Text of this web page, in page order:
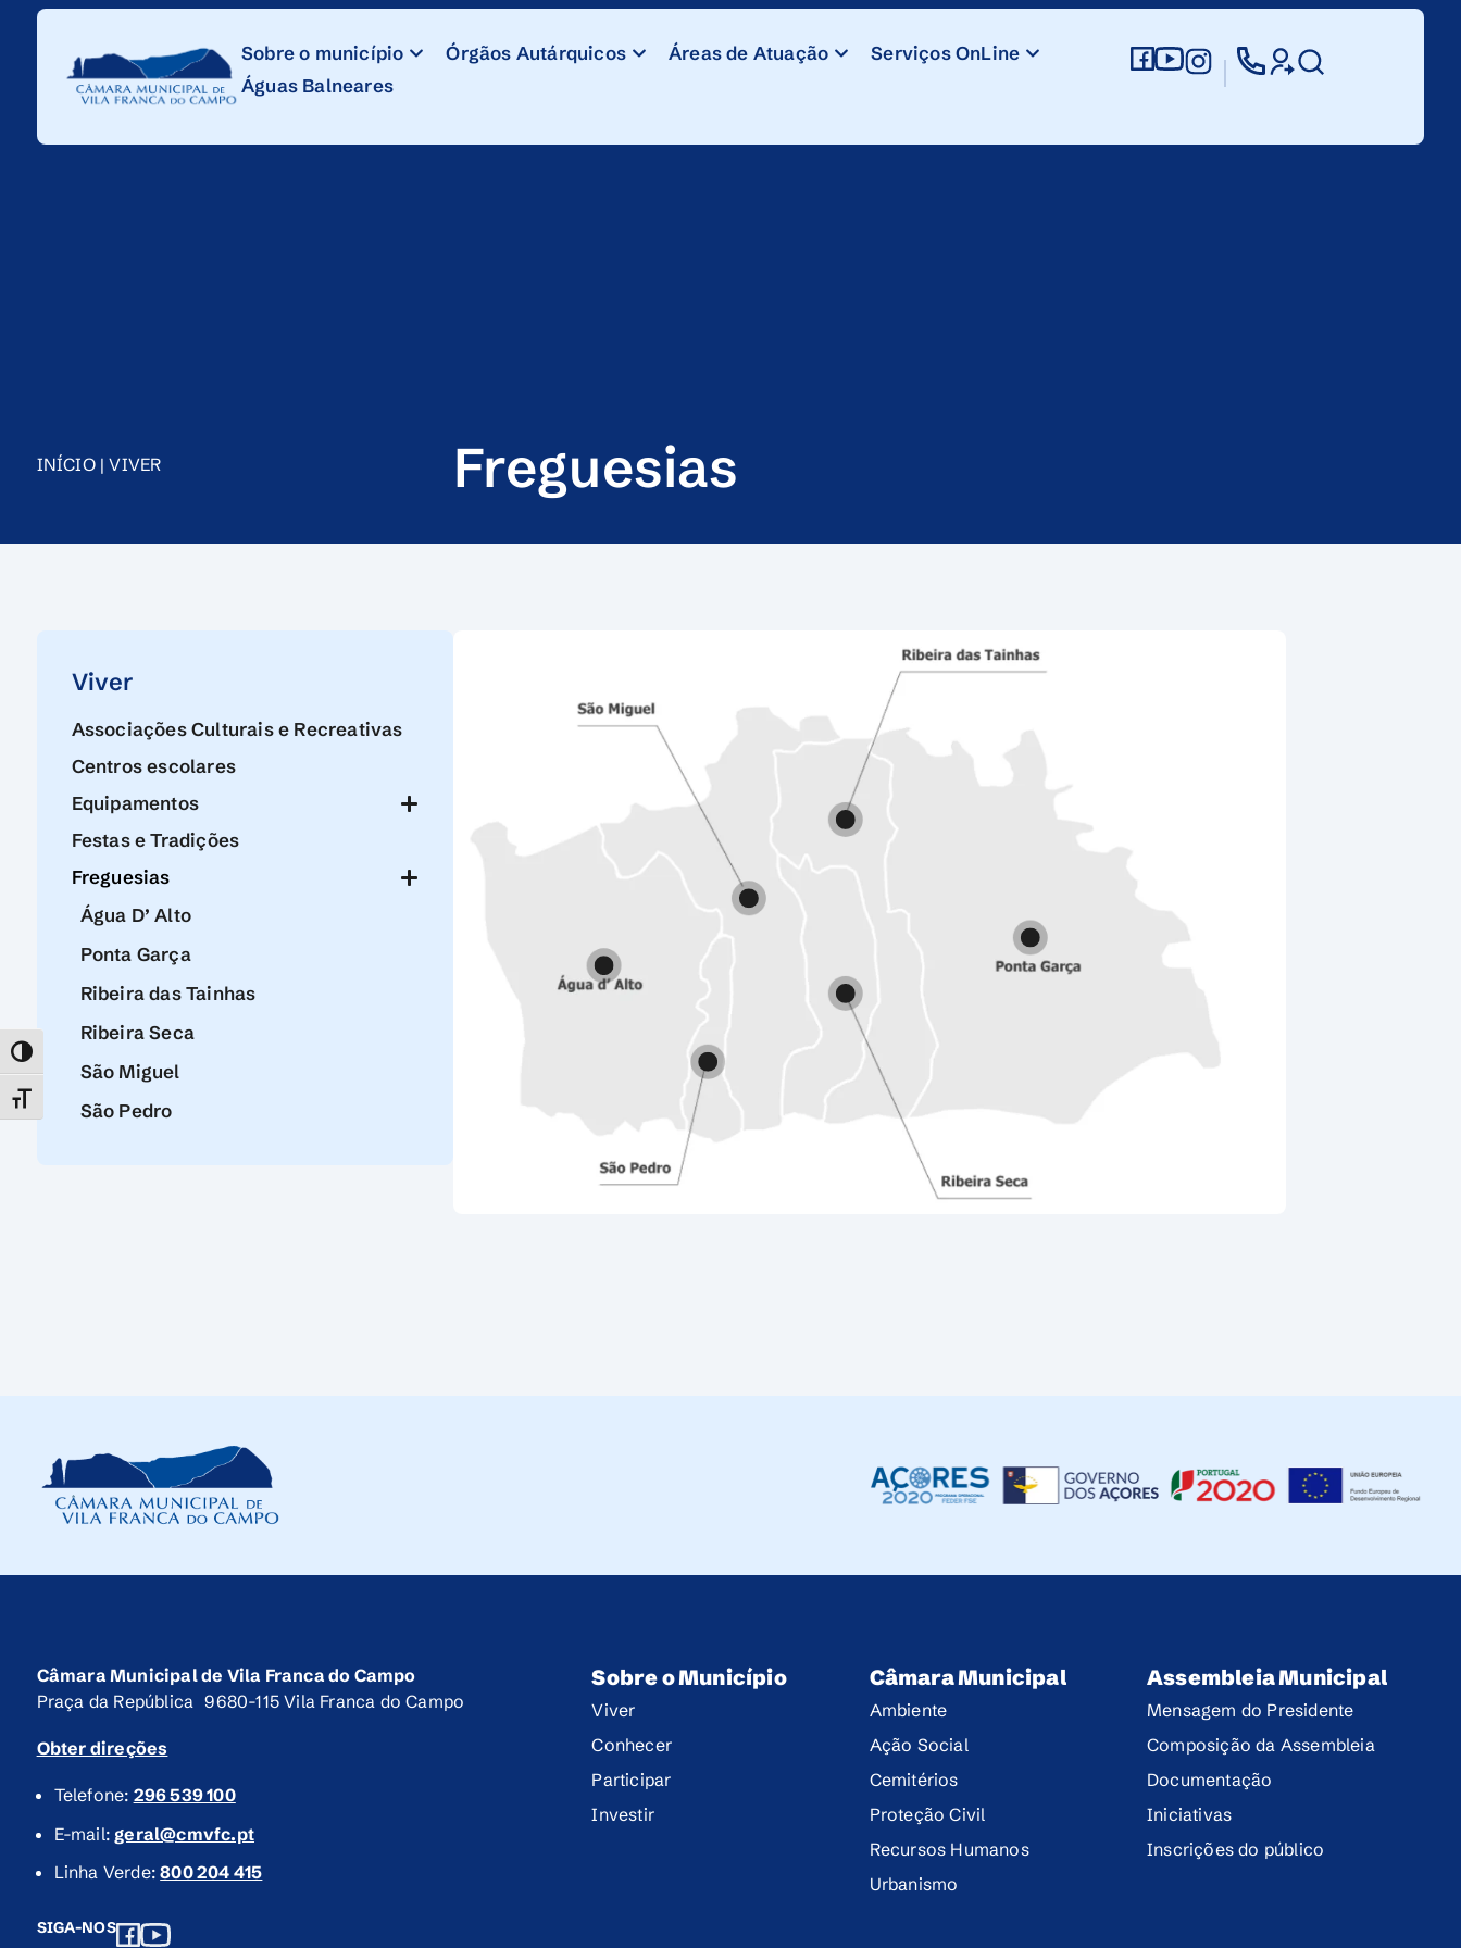
Skip
Content
TOGGLE HIGH CONTRAST
TOGGLE FONT SIZE
Sobre o município Órgãos Autárquicos Áreas de Atuação
Serviços OnLine
Águas Balneares
INÍCIO|VIVER Freguesias
Viver
Associações Culturais e Recreativas
Centros escolares
Equipamentos
Festas e Tradições
Freguesias
Água D’ Alto
Ponta Garça
Ribeira das Tainhas
Ribeira Seca
São Miguel
São Pedro
Câmara Municipal de Vila Franca do Campo
Praça da República 9680-115 Vila Franca do Campo
Obter direções
Telefone: 296 539 100
E-mail: geral@cmvfc.pt
Linha Verde:800 204 415
SIGA-NOS
Sobre o Município
Viver
Conhecer
Participar
Investir
Câmara Municipal
Ambiente
Ação Social
Cemitérios
Proteção Civil
Recursos Humanos
Urbanismo
Assembleia Municipal
Mensagem do Presidente
Composição da Assembleia
Documentação
Iniciativas
Inscrições do público